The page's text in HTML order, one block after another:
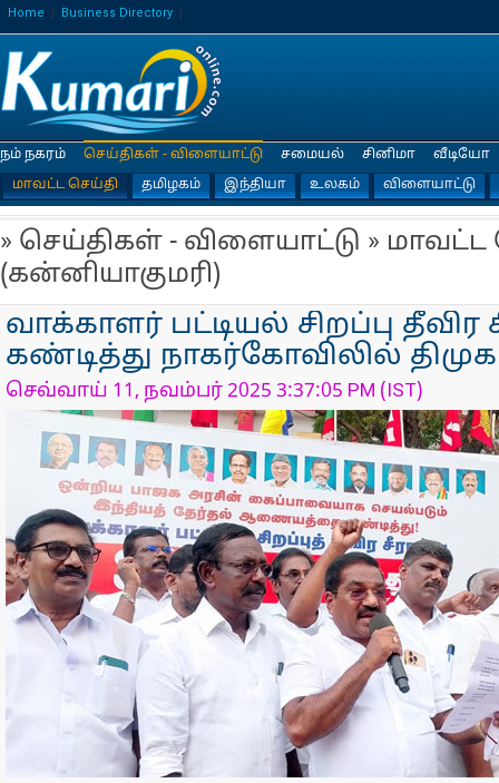
Home Business Directory
நம் நகரம்
செய்திகள் - விளையாட்டு
மாவட்ட செய்தி
தமிழகம் இந்தியா உலகம் விளையாட்டு
சமையல் சினிமா வீடியோ
» செய்திகள் - விளையாட்டு » மாவட்ட
(கன்னியாகுமரி)
வாக்காளர் பட்டியல் சிறப்பு
கண்டித்து நாகர்கோவிலில்
செவ்வாய் 11, நவம்பர் 2025 3:37:05 PM (IST)